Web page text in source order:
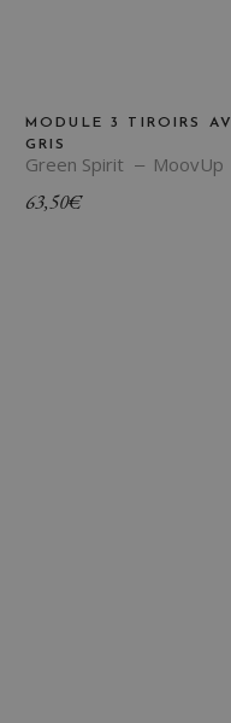
MODULE 3 TIROIRS
GRIS
Green Spirit MoovUp
63,50€